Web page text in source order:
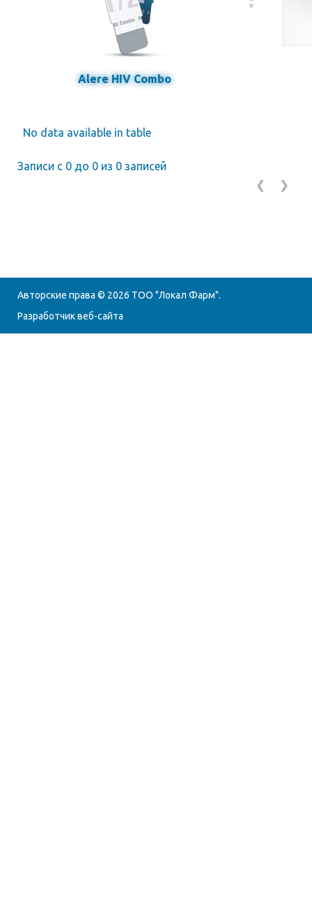
Alere HIV Combo
No data available in table
Записи с 0 до 0 из 0 записей
❮
❯
Авторские права © 2026 ТОО "Локал Фарм".
Разработчик веб-сайта